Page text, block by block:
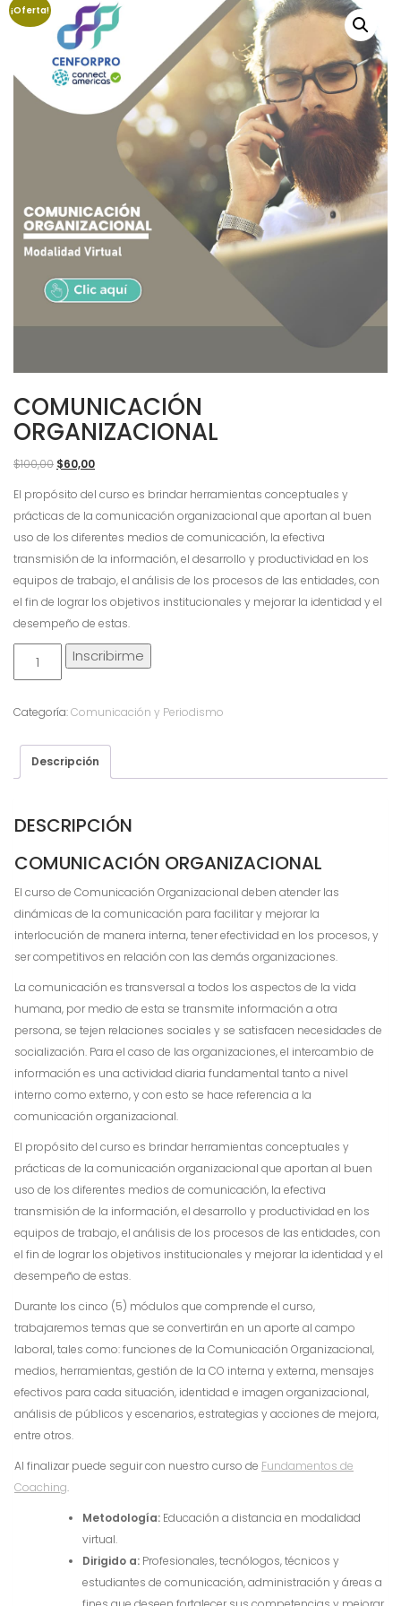
¡Oferta!
COMUNICACIÓN
ORGANIZACIONAL
$100,00 El
$60,00El
El propósito del curso es brindar herramientas conceptuales y
prácticas de la comunicación organizacional que aportan al buen
uso de los diferentes medios de comunicación, la efectiva
transmisión de la información, el desarrollo y productividad en los
equipos de trabajo, el análisis de los procesos de las entidades, con
el fin de lograr los objetivos institucionales y mejorar la identidad y el
desempeño de estas.
ComunicaciónInscribirme
Categoría:Comunicación y Periodismo
Descripción
DESCRIPCIÓN
COMUNICACIÓN ORGANIZACIONAL
El curso de Comunicación Organizacional deben atender las
dinámicas de la comunicación para facilitar y mejorar la
interlocución de manera interna, tener efectividad en los procesos, y
ser competitivos en relación con las demás organizaciones.
La comunicación es transversal a todos los aspectos de la vida
humana, por medio de esta se transmite información a otra
persona, se tejen relaciones sociales y se satisfacen necesidades de
socialización. Para el caso de las organizaciones, el intercambio de
información es una actividad diaria fundamental tanto a nivel
interno como externo, y con esto se hace referencia a la
comunicación organizacional.
El propósito del curso es brindar herramientas conceptuales y
prácticas de la comunicación organizacional que aportan al buen
uso de los diferentes medios de comunicación, la efectiva
transmisión de la información, el desarrollo y productividad en los
equipos de trabajo, el análisis de los procesos de las entidades, con
el fin de lograr los objetivos institucionales y mejorar la identidad y el
desempeño de estas.
Durante los cinco (5) módulos que comprende el curso,
trabajaremos temas que se convertirán en un aporte al campo
laboral, tales como: funciones de la Comunicación Organizacional,
medios, herramientas, gestión de la CO interna y externa, mensajes
efectivos para cada situación, identidad e imagen organizacional,
análisis de públicos y escenarios, estrategias y acciones de mejora,
entre otros.
Al finalizar puede seguir con nuestro curso de Fundamentos de
Coaching.
Metodología: Educación a distancia en modalidad
virtual.
Dirigido a: Profesionales, tecnólogos, técnicos y
estudiantes de comunicación, administración y áreas a